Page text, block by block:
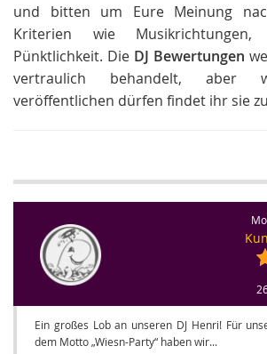
und bitten um Eure Meinung
Kriterien wie
Pünktlichkeit. Die DJ Bewertungen
vertraulich behandelt,
veröffentlichen dürfen findet ihr sie
Ein großes Lob an unseren DJ Henri! Für
dem Motto „Wiesn-Party“ haben wir...